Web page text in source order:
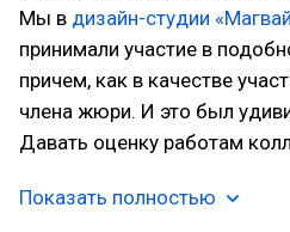
Мы в дизайн-студии
принимали участие в
причем, как в качестве
члена жюри. И это был
Давать оценку работам
Показать полностью